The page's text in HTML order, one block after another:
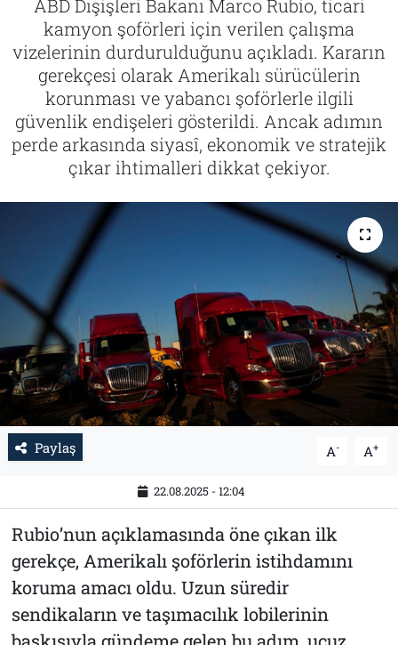
ABD Dışişleri Bakanı Marco Rubio, ticari
kamyon şoförleri için verilen çalışma
vizelerinin durdurulduğunu açıkladı. Kararın
gerekçesi olarak Amerikalı sürücülerin
korunması ve yabancı şoförlerle ilgili
güvenlik endişeleri gösterildi. Ancak adımın
perde arkasında siyasî, ekonomik ve stratejik
çıkar ihtimalleri dikkat çekiyor.
Paylaş A- A+
22.08.2025 - 12:04
Rubio’nun açıklamasında öne çıkan ilk
gerekçe, Amerikalı şoförlerin istihdamını
koruma amacı oldu. Uzun süredir
sendikaların ve taşımacılık lobilerinin
baskısıyla gündeme gelen bu adım, ucuz
Tarih
İletişim
Künye